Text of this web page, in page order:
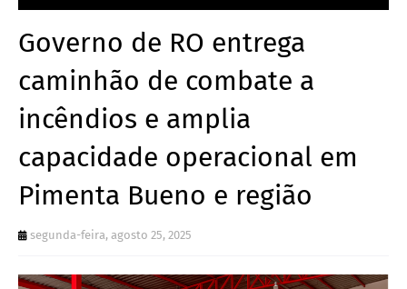
Governo de RO entrega
caminhão de combate a
incêndios e amplia
capacidade operacional em
Pimenta Bueno e região
segunda-feira, agosto 25, 2025